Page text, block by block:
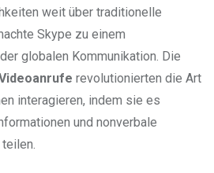
weit über traditionelle
Skype zu einem
globalen Kommunikation. Die
revolutionierten die Art
interagieren, indem sie es
und nonverbale